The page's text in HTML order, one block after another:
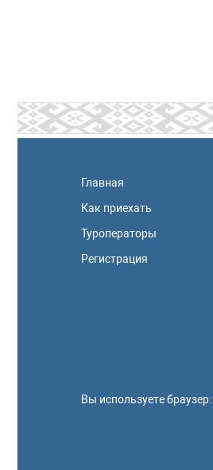
Главная
Как приехать
Туроператоры
Регистрация
Вы используете браузер: